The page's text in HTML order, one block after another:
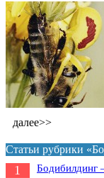
далее>>
Статьи рубрики
1 Бодибилдинг